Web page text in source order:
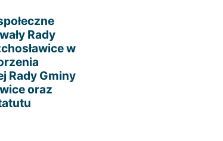
Rady
w
Rady Gminy
oraz